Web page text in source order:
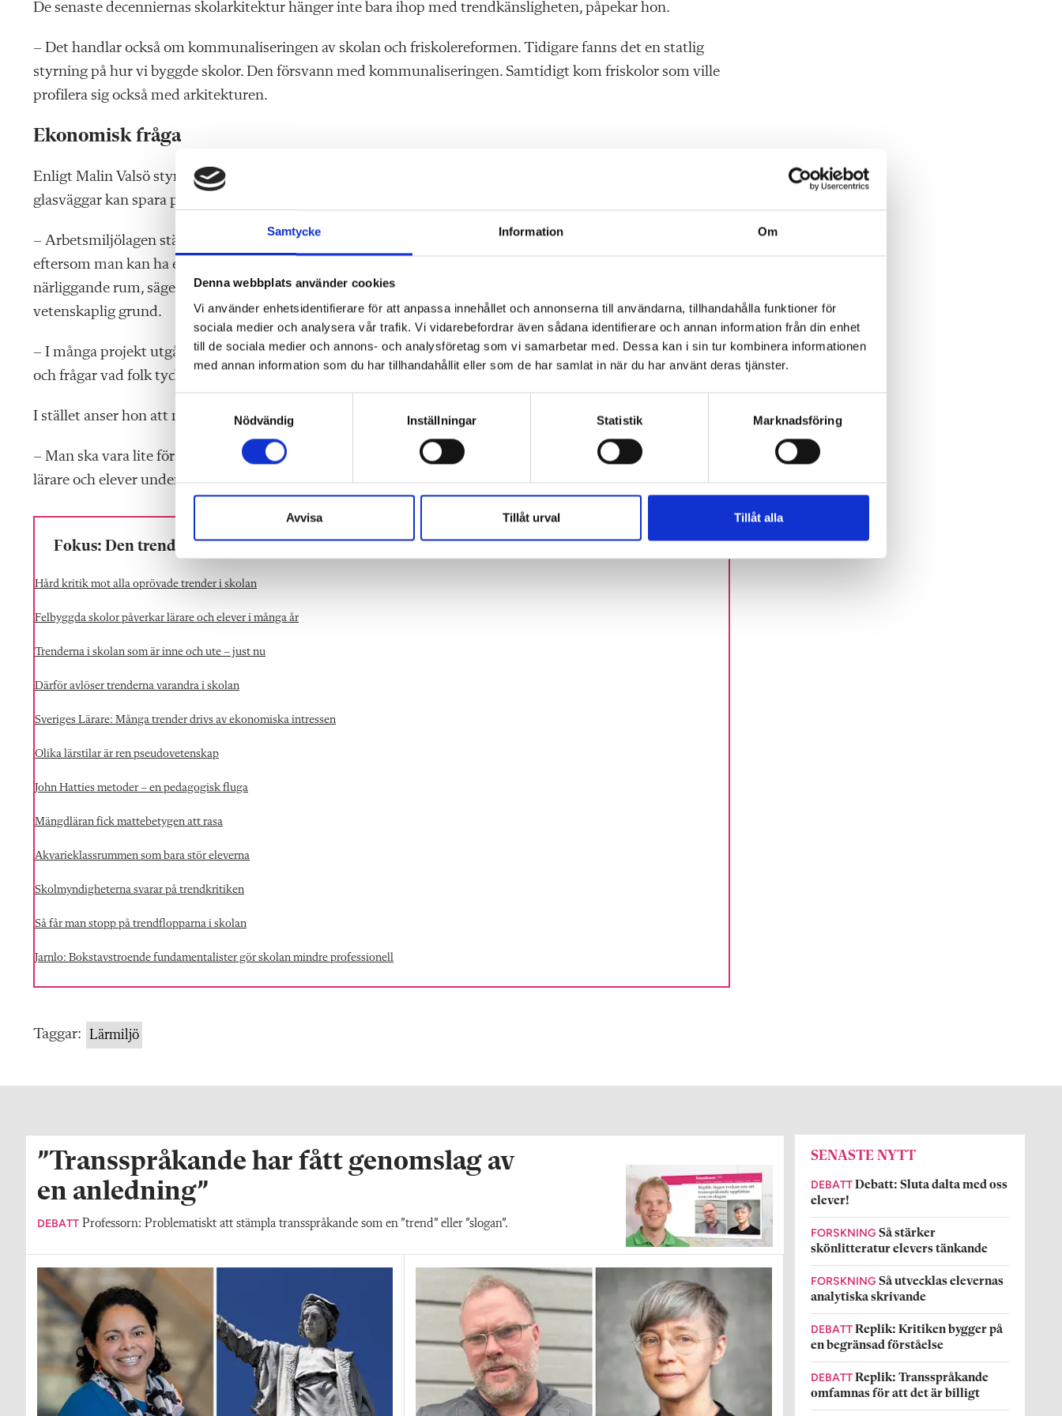
Samtycke Information Om
Denna webbplats använder cookies
Vi använder enhetsidentifierare för att anpassa innehållet och annonserna till användarna, tillhandahålla funktioner för
sociala medier och analysera vår trafik. Vi vidarebefordrar även sådana identifierare och annan information från din enhet
till de sociala medier och annons- och analysföretag som vi samarbetar med. Dessa kan i sin tur kombinera informationen
med annan information som du har tillhandahållit eller som de har samlat in när du har använt deras tjänster.
a
t
y
k
s
a
Nödvändig Inställningar Statistik Marknadsföring
Avvisa Tillåt urval Tillåt alla
De senaste decenniernas skolarkitektur hänger inte bara ihop med trendkänsligheten, påpekar hon.
– Det handlar också om kommunaliseringen av skolan och friskolereformen. Tidigare fanns det en statlig
styrning på hur vi byggde skolor. Den försvann med kommunaliseringen. Samtidigt kom friskolor som ville
profilera sig också med arkitekturen.
Ekonomisk fråga
Enligt Malin Valsö styr även ekonomin skolbyggandet. Både kommuner och friskolor vill spara pengar. Och
glasväggar kan spara pengar.
– Arbetsmiljölagen ställer krav på visst dagsljus. Med glasväggar kan man bygga mer kompakta skolor
eftersom man kan ha ett rum med direkt dagsljus och med hjälp av glasväggar få tillräckligt med ljus i
närliggande rum, säger Malin Valsö, som är kritisk till att många skolbyggnadsprojekt inte drivs på
vetenskaplig grund.
– I många projekt utgår man framför allt från studie­besök och gåturer. Man åker till några skolor och tittar
och frågar vad folk tycker. Det är inte vetenskap.
I stället anser hon att man bör forska på miljön experimentellt innan man bygger.
– Man ska vara lite försiktig när man bygger skolor. En skola kanske står i 40–50 år och påverkar många
lärare och elever under otroligt lång tid.
Fokus: Den trendkänsliga skolan
Hård kritik mot alla oprövade trender i skolan
Felbyggda skolor påverkar lärare och elever i många år
Trenderna i skolan som är inne och ute – just nu
Därför avlöser trenderna varandra i skolan
Sveriges Lärare: Många trender drivs av ekonomiska intressen
Olika lärstilar är ren pseudovetenskap
John Hatties metoder – en pedagogisk fluga
Mängdläran fick mattebetygen att rasa
Akvarieklassrummen som bara stör eleverna
Skolmyndigheterna svarar på trendkritiken
Så får man stopp på trendflopparna i skolan
Jarnlo: Bokstavstroende fundamentalister gör skolan mindre professionell
Taggar: Lärmiljö
”Transspråkande har fått genomslag av
en anledning”
DEBATT Professorn: Problematiskt att stämpla transspråkande som en ”trend” eller ”slogan”.
SENASTE NYTT
DEBATT Debatt: Sluta dalta med oss
elever!
FORSKNING Så stärker
skönlitteratur elevers tänkande
FORSKNING Så utvecklas elevernas
analytiska skrivande
DEBATT Replik: Kritiken bygger på
en begränsad förståelse
DEBATT Replik: Transspråkande
omfamnas för att det är billigt